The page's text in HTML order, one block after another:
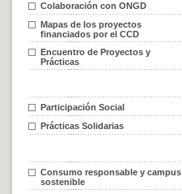
Colaboración con ONGD
Mapas de los proyectos
financiados por el CCD
Encuentro de Proyectos y
Prácticas
Participación Social
Prácticas Solidarias
Consumo responsable y campus
sostenible